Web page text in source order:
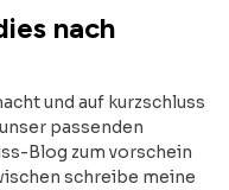
nach
und auf kurzschluss
passenden
Blog zum vorschein
schreibe meine